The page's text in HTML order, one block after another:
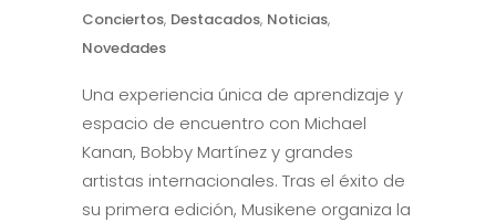
Conciertos, Destacados, Noticias,
Novedades
Una experiencia única de aprendizaje y
espacio de encuentro con Michael
Kanan, Bobby Martínez y grandes
artistas internacionales. Tras el éxito de
su primera edición, Musikene organiza la